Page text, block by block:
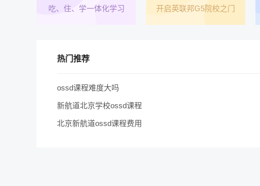
吃、住、学一体化学习 开启英联邦G5院校之门
热门推荐
ossd课程难度大吗
新航道北京学校ossd课程
北京新航道ossd课程费用